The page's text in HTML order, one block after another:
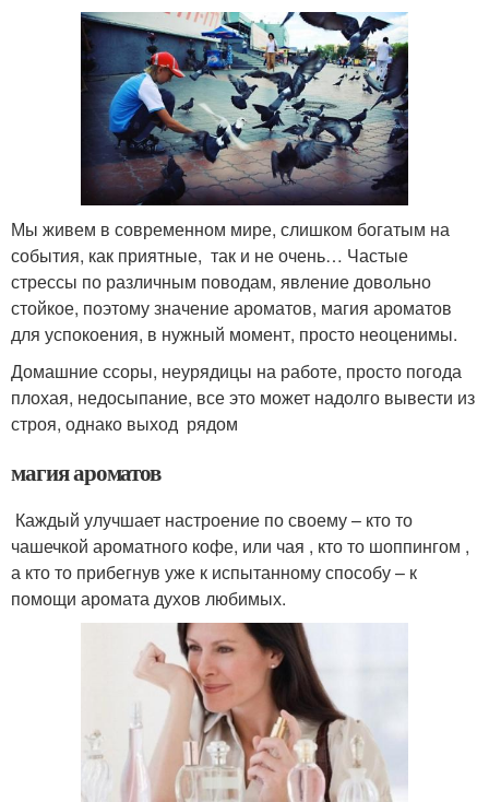
Мы живем в современном мире, слишком богатым на
события, как приятные, так и не очень… Частые
стрессы по различным поводам, явление довольно
стойкое, поэтому значение ароматов, магия ароматов
для успокоения, в нужный момент, просто неоценимы.
Домашние ссоры, неурядицы на работе, просто погода
плохая, недосыпание, все это может надолго вывести из
строя, однако выход рядом
магия ароматов
Каждый улучшает настроение по своему – кто то
чашечкой ароматного кофе, или чая , кто то шоппингом ,
а кто то прибегнув уже к испытанному способу – к
помощи аромата духов любимых.